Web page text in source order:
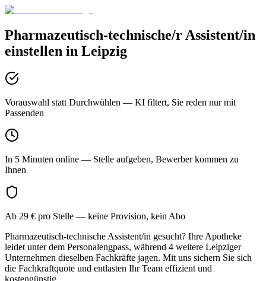
Pharmazeutisch-technische/r Assistent/in
einstellen in Leipzig
Vorauswahl statt Durchwühlen — KI filtert, Sie reden nur mit
Passenden
In 5 Minuten online — Stelle aufgeben, Bewerber kommen zu
Ihnen
Ab 29 € pro Stelle — keine Provision, kein Abo
Pharmazeutisch-technische Assistent/in gesucht? Ihre Apotheke
leidet unter dem Personalengpass, während 4 weitere Leipziger
Unternehmen dieselben Fachkräfte jagen. Mit uns sichern Sie sich
die Fachkraftquote und entlasten Ihr Team effizient und
kostengünstig.